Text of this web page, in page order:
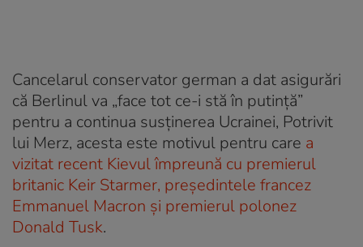
Cancelarul conservator german a dat asigurări
că Berlinul va „face tot ce-i stă în putință”
pentru a continua susținerea Ucrainei, Potrivit
lui Merz, acesta este motivul pentru care a
vizitat recent Kievul împreună cu premierul
britanic Keir Starmer, președintele francez
Emmanuel Macron și premierul polonez
Donald Tusk.